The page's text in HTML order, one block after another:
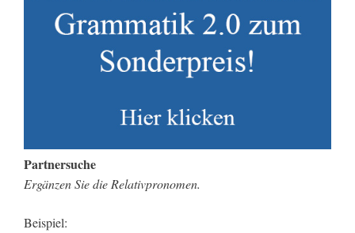
Partnersuche
Ergänzen Sie die Relativpronomen.
Beispiel: